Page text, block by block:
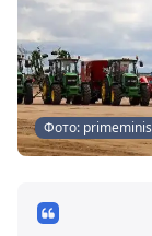
Фото: